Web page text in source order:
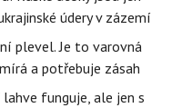
údery v zázemí
plevel. Je to varovná
a potřebuje zásah
funguje, ale jen s